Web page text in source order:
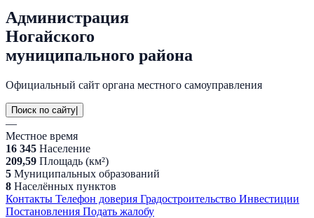
Администрация
Ногайского
муниципального района
Официальный сайт органа местного самоуправления
Поиск по сайту
—
Местное время
16 345 Население
209,59 Площадь (км²)
5 Муниципальных образований
8 Населённых пунктов
Контакты Телефон доверия Градостроительство Инвестиции
Постановления Подать жалобу